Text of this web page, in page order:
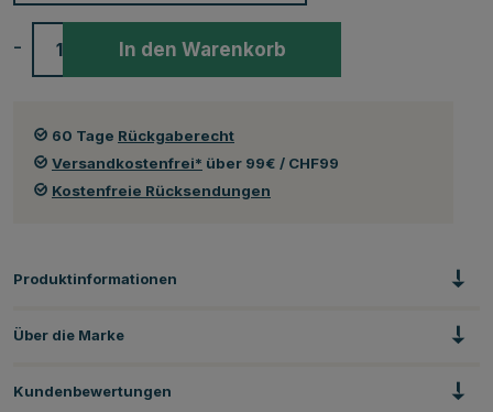
- In den Warenkorb
60 Tage Rückgaberecht
Versandkostenfrei* über 99€ / CHF99
Kostenfreie Rücksendungen
Produktinformationen
Über die Marke
Kundenbewertungen